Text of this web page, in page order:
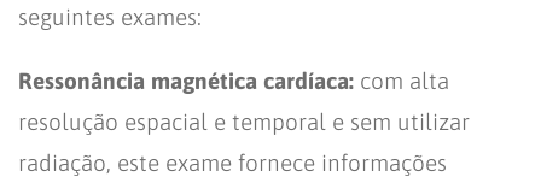
seguintes exames:
Ressonância magnética cardíaca: com alta
resolução espacial e temporal e sem utilizar
radiação, este exame fornece informações